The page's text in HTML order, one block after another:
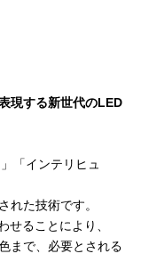
現する新世代のLED
「インテリヒュ
れた技術です。
せることにより、
まで、必要とされる